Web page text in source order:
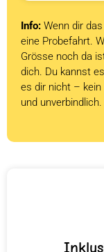
Info: Wenn dir
eine Probefahrt.
Grösse noch da
dich. Du kannst
es dir nicht – kein
und unverbindlich.